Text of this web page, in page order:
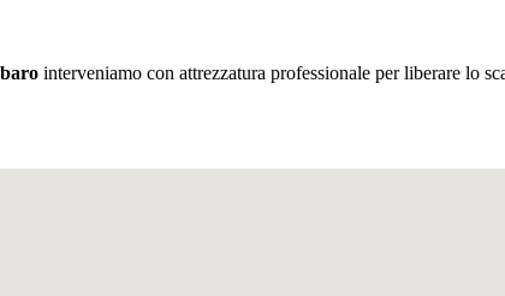
interveniamo con attrezzatura professionale per liberare lo